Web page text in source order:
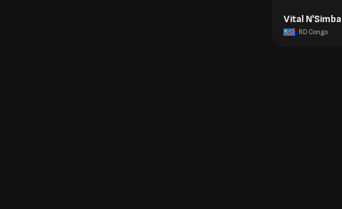
Vital N'Simba
RD Congo